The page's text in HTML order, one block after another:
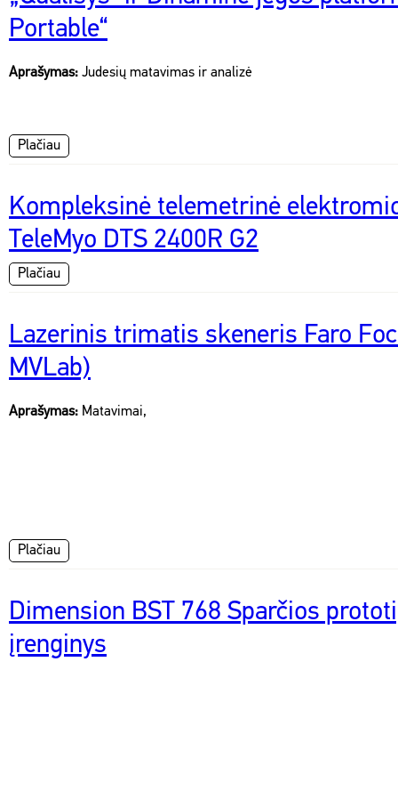
Portable“
Aprašymas: Judesių matavimas ir analizė
Plačiau
Kompleksinė telemetrinė
TeleMyo DTS 2400R G2
Plačiau
Lazerinis trimatis skeneris Faro
MVLab)
Aprašymas: Matavimai,
Plačiau
Dimension BST 768 Sparčios
įrenginys